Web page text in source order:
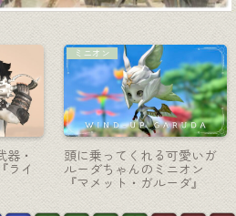
ボの
A』
賢者-賢具
クジャクの羽根の可愛らし
い賢者武器・ヴァナスパテ
ィの賢具『パーラカ・ペン
デュラム』